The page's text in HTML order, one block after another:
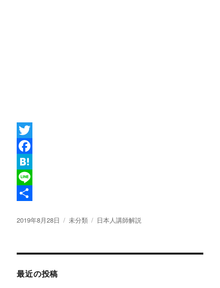
T
w
i
e
F
a
c
b
o
k
H
a
e
a
L
n
有
投
2019年8月28日
カ
リ
未分類
タ
日本人講師解説
最近の投稿